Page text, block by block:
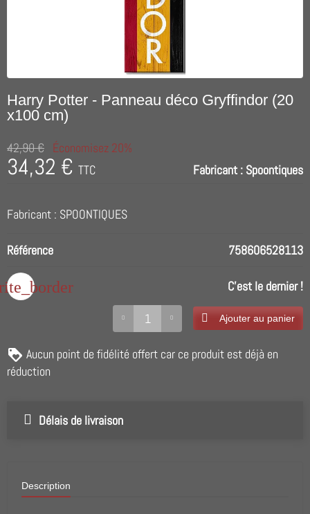
Harry Potter - Panneau déco Gryffindor (20
x100 cm)
Fabricant : Spoontiques
42,90 € Économisez 20%
34,32 € TTC
Fabricant : SPOONTIQUES
Référence 758606528113
C'est le dernier !
Ajouter au panier
Aucun point de fidélité offert car ce produit est déjà en
réduction
Délais de livraison
Description